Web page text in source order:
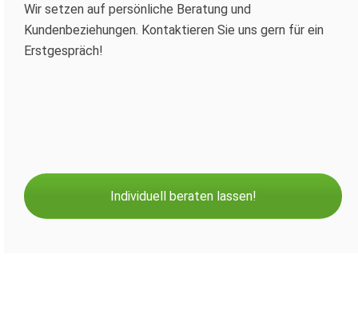
Wir setzen auf persönliche Beratung und
Kundenbeziehungen. Kontaktieren Sie uns gern für ein
Erstgespräch!
Individuell beraten lassen!